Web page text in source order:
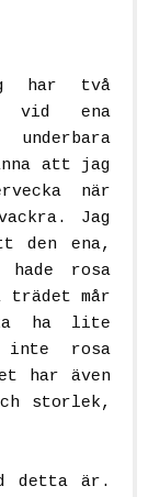
har två
vid ena
att jag
när
Jag
den ena,
rosa
trädet mår
ha lite
inte rosa
har även
storlek,
detta är.